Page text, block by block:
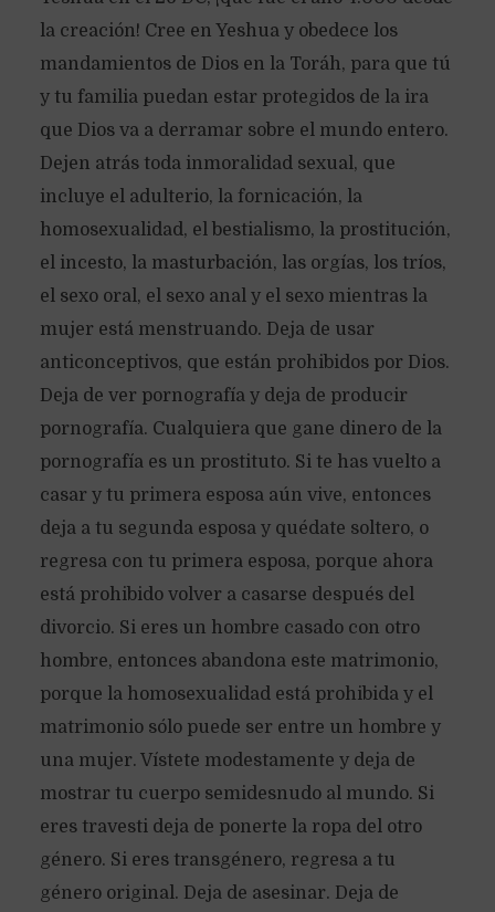
la creación! Cree en Yeshua y obedece los
mandamientos de Dios en la Toráh, para que tú
y tu familia puedan estar protegidos de la ira
que Dios va a derramar sobre el mundo entero.
Dejen atrás toda inmoralidad sexual, que
incluye el adulterio, la fornicación, la
homosexualidad, el bestialismo, la prostitución,
el incesto, la masturbación, las orgías, los tríos,
el sexo oral, el sexo anal y el sexo mientras la
mujer está menstruando. Deja de usar
anticonceptivos, que están prohibidos por Dios.
Deja de ver pornografía y deja de producir
pornografía. Cualquiera que gane dinero de la
pornografía es un prostituto. Si te has vuelto a
casar y tu primera esposa aún vive, entonces
deja a tu segunda esposa y quédate soltero, o
regresa con tu primera esposa, porque ahora
está prohibido volver a casarse después del
divorcio. Si eres un hombre casado con otro
hombre, entonces abandona este matrimonio,
porque la homosexualidad está prohibida y el
matrimonio sólo puede ser entre un hombre y
una mujer. Vístete modestamente y deja de
mostrar tu cuerpo semidesnudo al mundo. Si
eres travesti deja de ponerte la ropa del otro
género. Si eres transgénero, regresa a tu
género original. Deja de asesinar. Deja de